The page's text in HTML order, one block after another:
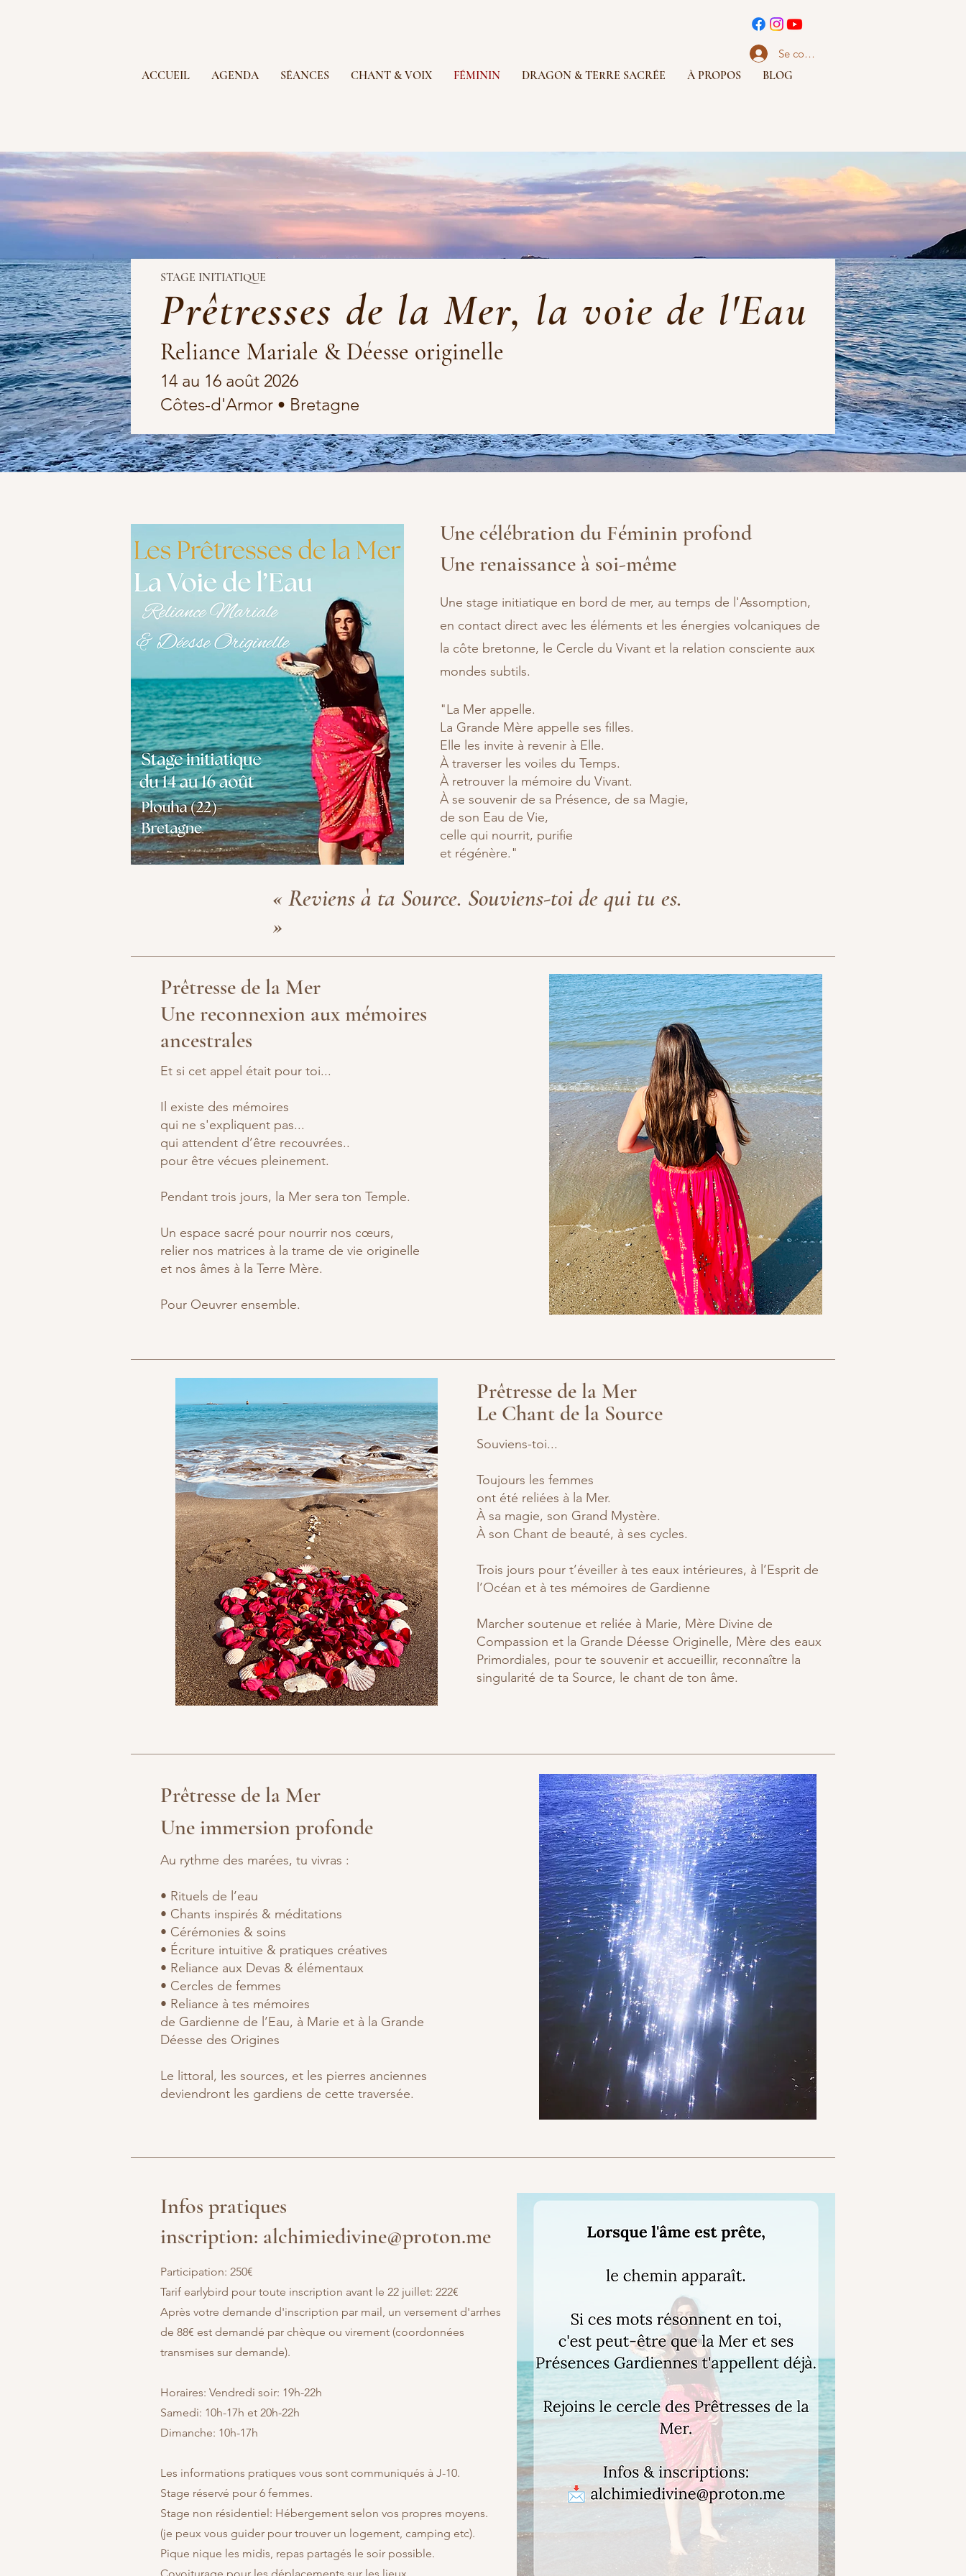
ACCUEIL AGENDA SÉANCES CHANT & VOIX FÉMININ DRAGON & TERRE SACRÉE À PROPOS BLOG
Se connecter
Prêtresses de la Mer, la voie de l'Eau
STAGE INITIATIQUE
Reliance Mariale & Déesse originelle
14 au 16 août 2026
Côtes-d'Armor • Bretagne
Une célébration du Féminin profond
Une renaissance à soi-même
Une stage initiatique en bord de mer, au temps de l'Assomption,
en contact direct avec les éléments et les énergies volcaniques de
la côte bretonne, le Cercle du Vivant et la relation consciente aux
mondes subtils.
"La Mer appelle.
La Grande Mère appelle ses filles.
Elle les invite à revenir à Elle.
À traverser les voiles du Temps.
À retrouver la mémoire du Vivant.
À se souvenir de sa Présence, de sa Magie,
de son Eau de Vie,
celle qui nourrit, purifie
et régénère."
« Reviens à ta Source. Souviens-toi de qui tu es.
»
Prêtresse de la Mer
Une reconnexion aux mémoires
ancestrales
Et si cet appel était pour toi...
Il existe des mémoires
qui ne s'expliquent pas...
qui attendent d’être recouvrées..
pour être vécues pleinement.
Pendant trois jours, la Mer sera ton Temple.
Un espace sacré pour nourrir nos cœurs,
relier nos matrices à la trame de vie originelle
et nos âmes à la Terre Mère.
Pour Oeuvrer ensemble.
Prêtresse de la Mer
Le Chant de la Source
Souviens-toi...
Toujours les femmes
ont été reliées à la Mer.
À sa magie, son Grand Mystère.
À son Chant de beauté, à ses cycles.
Trois jours pour t’éveiller à tes eaux intérieures, à l’Esprit de
l’Océan et à tes mémoires de Gardienne
Marcher soutenue et reliée à Marie, Mère Divine de
Compassion et la Grande Déesse Originelle, Mère des eaux
Primordiales, pour te souvenir et accueillir, reconnaître la
singularité de ta Source, le chant de ton âme.
Prêtresse de la Mer
Une immersion profonde
Au rythme des marées, tu vivras :
• Rituels de l’eau
• Chants inspirés & méditations
• Cérémonies & soins
• Écriture intuitive & pratiques créatives
• Reliance aux Devas & élémentaux
• Cercles de femmes
• Reliance à tes mémoires
de Gardienne de l’Eau, à Marie et à la Grande
Déesse des Origines
Le littoral, les sources, et les pierres anciennes
deviendront les gardiens de cette traversée.
Infos pratiques
inscription: alchimiedivine@proton.me
Participation: 250€
Tarif earlybird pour toute inscription avant le 22 juillet: 222€
Après votre demande d'inscription par mail, un versement d'arrhes
de 88€ est demandé par chèque ou virement (coordonnées
transmises sur demande).
Horaires: Vendredi soir: 19h-22h
Samedi: 10h-17h et 20h-22h
Dimanche: 10h-17h
Les informations pratiques vous sont communiqués à J-10.
Stage réservé pour 6 femmes.
Stage non résidentiel: Hébergement selon vos propres moyens.
(je peux vous guider pour trouver un logement, camping etc).
Pique nique les midis, repas partagés le soir possible.